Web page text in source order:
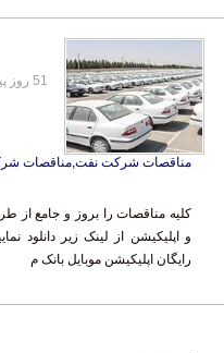
مناقصات شرکت نفت,مناقصات
کلیه مناقصات را بروز و جامع از
و اپلیکیشن از لینک زیر دانلود
رایگان اپلیکیشن موبایل بانک م
51 روز پیش